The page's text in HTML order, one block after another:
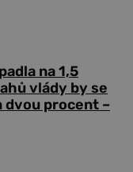
na 1,5
vlády by se
dvou procent –